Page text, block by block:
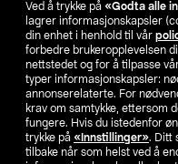
Ved å trykke på «Godta alle
lagrer informasjonskapsler
din enhet i henhold til vår
forbedre brukeropplevelsen
nettstedet og for å tilpasse
typer informasjonskapsler:
annonserelaterte. For
krav om samtykke, ettersom
fungere. Hvis du istedenfor
trykke på «Innstillinger». Ditt
tilbake når som helst ved å